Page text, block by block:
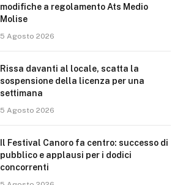
modifiche a regolamento Ats Medio
Molise
5 Agosto 2026
Rissa davanti al locale, scatta la
sospensione della licenza per una
settimana
5 Agosto 2026
Il Festival Canoro fa centro: successo di
pubblico e applausi per i dodici
concorrenti